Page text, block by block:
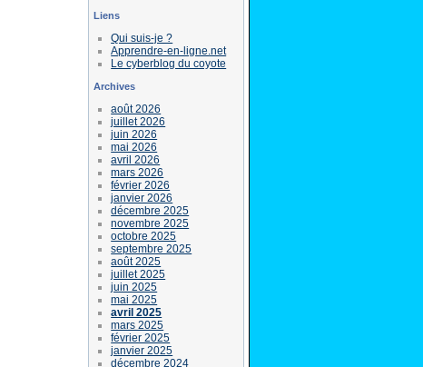
Liens
Qui suis-je ?
Apprendre-en-ligne.net
Le cyberblog du coyote
Archives
août 2026
juillet 2026
juin 2026
mai 2026
avril 2026
mars 2026
février 2026
janvier 2026
décembre 2025
novembre 2025
octobre 2025
septembre 2025
août 2025
juillet 2025
juin 2025
mai 2025
avril 2025
mars 2025
février 2025
janvier 2025
décembre 2024